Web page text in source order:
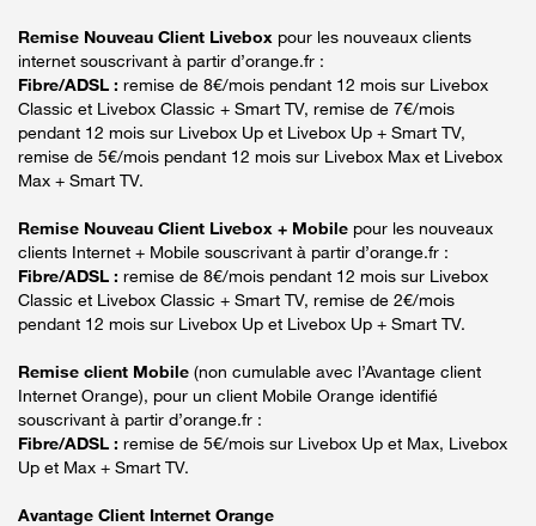
Remise Nouveau Client Livebox pour les nouveaux clients
internet souscrivant à partir d’orange.fr :
Fibre/ADSL : remise de 8€/mois pendant 12 mois sur Livebox
Classic et Livebox Classic + Smart TV, remise de 7€/mois
pendant 12 mois sur Livebox Up et Livebox Up + Smart TV,
remise de 5€/mois pendant 12 mois sur Livebox Max et Livebox
Max + Smart TV.
Remise Nouveau Client Livebox + Mobile pour les nouveaux
clients Internet + Mobile souscrivant à partir d’orange.fr :
Fibre/ADSL : remise de 8€/mois pendant 12 mois sur Livebox
Classic et Livebox Classic + Smart TV, remise de 2€/mois
pendant 12 mois sur Livebox Up et Livebox Up + Smart TV.
Remise client Mobile (non cumulable avec l’Avantage client
Internet Orange), pour un client Mobile Orange identifié
souscrivant à partir d’orange.fr :
Fibre/ADSL : remise de 5€/mois sur Livebox Up et Max, Livebox
Up et Max + Smart TV.
Avantage Client Internet Orange